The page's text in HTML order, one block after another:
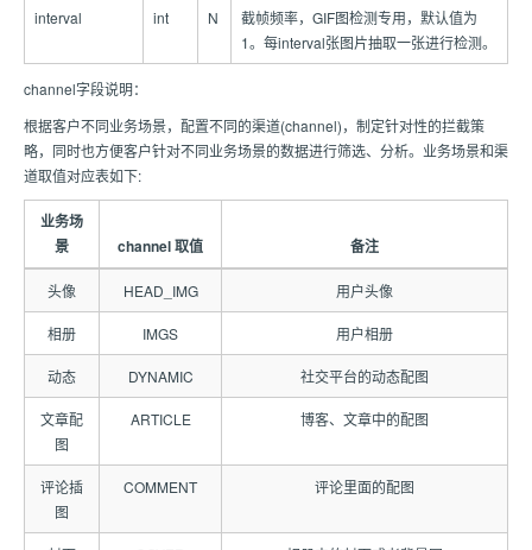
interval int N
截帧频率，GIF图检测专用，默认值为
1。每interval张图片抽取一张进行检测。
channel字段说明：
根据客户不同业务场景，配置不同的渠道(channel)，制定针对性的拦截策
略，同时也方便客户针对不同业务场景的数据进行筛选、分析。业务场景和渠
道取值对应表如下:
业务场
景
channel 取值 备注
头像 HEAD_IMG 用户头像
相册 IMGS 用户相册
动态 DYNAMIC 社交平台的动态配图
文章配
图
ARTICLE 博客、文章中的配图
评论插
图
COMMENT 评论里面的配图